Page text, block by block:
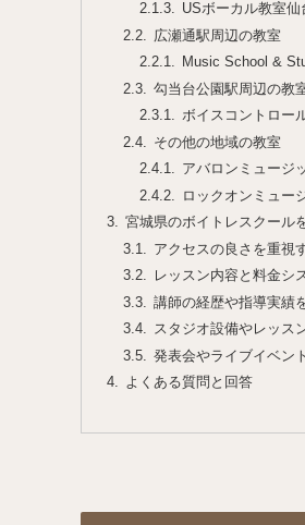
USボーカル教室仙
広瀬通駅周辺の教室
Music School &
勾当台公園駅周辺の教
ボイスコントロー
その他の地域の教室
アバロンミュージ
ロックオンミュー
宮城県のボイトレスクール
アクセスの良さを重視
レッスン内容と料金シ
講師の経歴や指導実績
スタジオ設備やレッス
発表会やライブイベン
よくある質問と回答